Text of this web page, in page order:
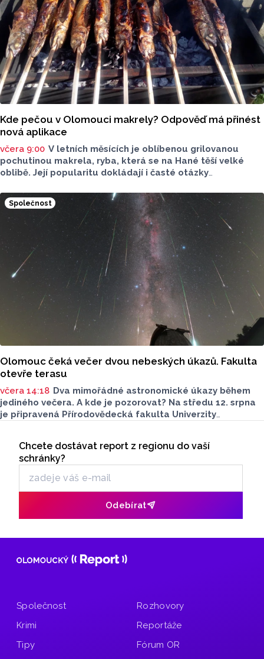
Kde pečou v Olomouci makrely? Odpověď má přinést
nová aplikace
včera 9:00 V letních měsících je oblíbenou grilovanou
pochutinou makrela, ryba, která se na Hané těší velké
oblibě. Její popularitu dokládají i časté otázky
nebo o víkendu grilovat. Zpřehlednit tyto informace
má nová letní mikroaplikace "Kde pečou makrely?“
Společnost
Olomouc čeká večer dvou nebeských úkazů. Fakulta
otevře terasu
včera 14:18 Dva mimořádné astronomické úkazy během
jediného večera. A kde je pozorovat? Na středu 12. srpna
je připravená Přírodovědecká fakulta Univerzity
pohlédnout na slunce speciální technikou.
Odběr newsletteru
Chcete dostávat report z regionu do vaší
schránky?
Odebírat
Společnost
Krimi
Tipy
Rozhovory
Reportáže
Fórum OR